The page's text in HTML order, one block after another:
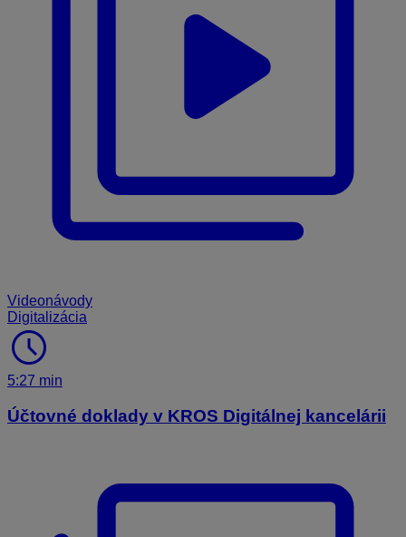
Videonávody
Digitalizácia
schedule
5:27 min
Účtovné doklady v KROS Digitálnej kancelárii